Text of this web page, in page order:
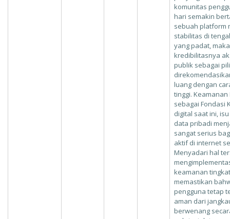
komunitas
hari semakin
sebuah platform
stabilitas di
yang padat,
kredibilitasnya
publik sebagai
luang dengan
tinggi.
sebagai Fondasi
digital saat ini,
data pribadi
sangat serius
aktif di internet
Menyadari hal
keamanan
memastikan
pengguna tetap
aman dari
berwenang